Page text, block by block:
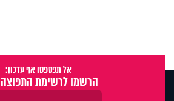
אל תפספסו אף עדכון:
הרשמו לרשימת